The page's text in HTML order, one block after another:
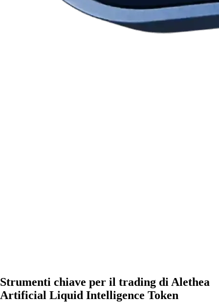
Strumenti chiave per il trading di Alethea
Artificial Liquid Intelligence Token